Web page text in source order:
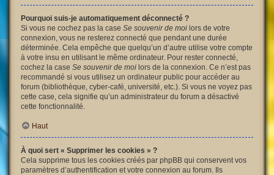
Pourquoi suis-je automatiquement déconnecté ?
Si vous ne cochez pas la case Se souvenir de moi lors de votre
connexion, vous ne resterez connecté que pendant une durée
déterminée. Cela empêche que quelqu’un d’autre utilise votre compte
à votre insu en utilisant le même ordinateur. Pour rester connecté,
cochez la case Se souvenir de moi lors de la connexion. Ce n’est pas
recommandé si vous utilisez un ordinateur public pour accéder au
forum (bibliothèque, cyber-café, université, etc.). Si vous ne voyez pas
cette case, cela signifie qu’un administrateur du forum a désactivé
cette fonctionnalité.
Haut
À quoi sert « Supprimer les cookies » ?
Cela supprime tous les cookies créés par phpBB qui conservent vos
paramètres d’authentification et votre connexion au forum. Ils